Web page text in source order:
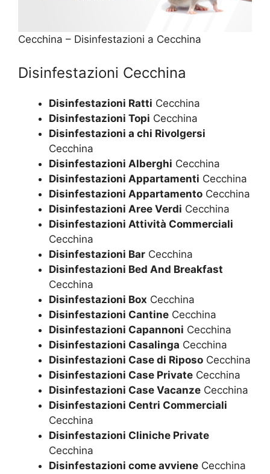
Cecchina – Disinfestazioni a Cecchina
Disinfestazioni Cecchina
Disinfestazioni Ratti Cecchina
Disinfestazioni Topi Cecchina
Disinfestazioni a chi Rivolgersi
Cecchina
Disinfestazioni Alberghi Cecchina
Disinfestazioni Appartamenti Cecchina
Disinfestazioni Appartamento Cecchina
Disinfestazioni Aree Verdi Cecchina
Disinfestazioni Attività Commerciali
Cecchina
Disinfestazioni Bar Cecchina
Disinfestazioni Bed And Breakfast
Cecchina
Disinfestazioni Box Cecchina
Disinfestazioni Cantine Cecchina
Disinfestazioni Capannoni Cecchina
Disinfestazioni Casalinga Cecchina
Disinfestazioni Case di Riposo Cecchina
Disinfestazioni Case Private Cecchina
Disinfestazioni Case Vacanze Cecchina
Disinfestazioni Centri Commerciali
Cecchina
Disinfestazioni Cliniche Private
Cecchina
Disinfestazioni come avviene Cecchina